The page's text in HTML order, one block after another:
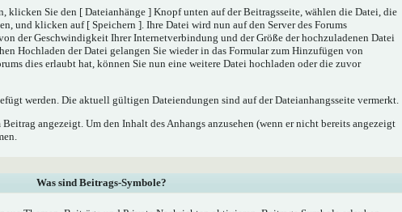
klicken Sie den [ Dateianhänge ] Knopf unten auf der Beitragsseite, wählen die Datei, die
und klicken auf [ Speichern ]. Ihre Datei wird nun auf den Server des Forums
der Geschwindigkeit Ihrer Internetverbindung und der Größe der hochzuladenen Datei
Hochladen der Datei gelangen Sie wieder in das Formular zum Hinzufügen von
dies erlaubt hat, können Sie nun eine weitere Datei hochladen oder die zuvor
werden. Die aktuell gültigen Dateiendungen sind auf der Dateianhangsseite vermerkt.
angezeigt. Um den Inhalt des Anhangs anzusehen (wenn er nicht bereits angezeigt
Was sind Beitrags-Symbole?